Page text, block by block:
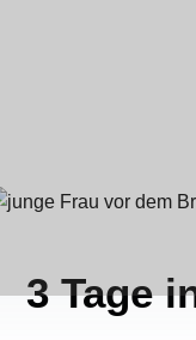
3 Tage